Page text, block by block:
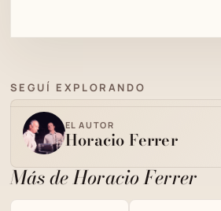
SEGUÍ EXPLORANDO
EL AUTOR
Horacio Ferrer
Más de Horacio Ferrer